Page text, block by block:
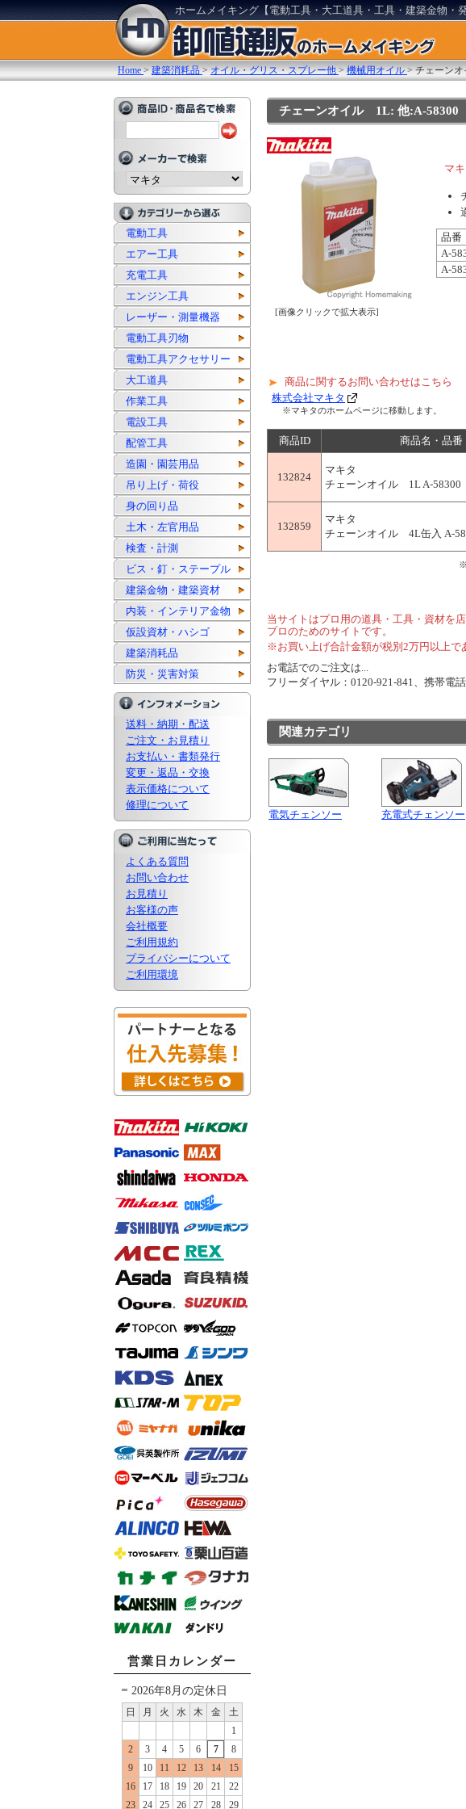
ホームメイキング【電動工具・大工道具・工具・建築金物・
Home >建築消耗品 >オイル・グリス・スプレー他 >機械用オイル >チェーン
電動工具
エアー工具
充電工具
エンジン工具
レーザー・測量機器
電動工具刃物
電動工具アクセサリー
大工道具
作業工具
電設工具
配管工具
造園・園芸用品
吊り上げ・荷役
身の回り品
土木・左官用品
検査・計測
ビス・釘・ステープル
建築金物・建築資材
内装・インテリア金物
仮設資材・ハシゴ
建築消耗品
防災・災害対策
送料・納期・配送
ご注文・お見積り
お支払い・書類発行
変更・返品・交換
表示価格について
修理について
よくある質問
お問い合わせ
お見積り
お客様の声
会社概要
ご利用規約
プライバシーについて
ご利用環境
営業日カレンダー
2026年8月の定休日
日 月 火 水 木 金
土
1
2
3 4 5 6 7
8
9
10 11 12 13 14
15
16
17 18 19 20 21
22
23
24 25 26 27 28 29
チェーンオイル 1L: 他:A-58300
[画像クリックで拡大表示]
マ
品番
A-
A-
商品に関するお問い合わせはこちら
株式会社マキタ
※マキタのホームページに移動します。
商品ID 商品名・品番
132824
マキタ
チェーンオイル 1L A-58300
132859
マキタ
チェーンオイル 4L缶入 A-
※
当サイトはプロ用の道具・工具・資材を
プロのためのサイトです。
※お買い上げ合計金額が税別2万円以上で
お電話でのご注文は...
フリーダイヤル：0120-921-841、携帯電
関連カテゴリ
電気チェンソー 充電式チェンソー